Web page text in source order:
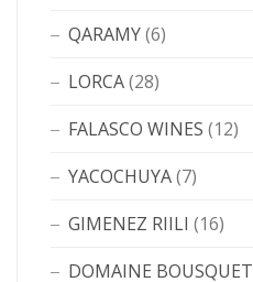
QARAMY(6)
LORCA(28)
FALASCO WINES (12)
YACOCHUYA(7)
GIMENEZ RIILI (16)
DOMAINE BOUSQUET